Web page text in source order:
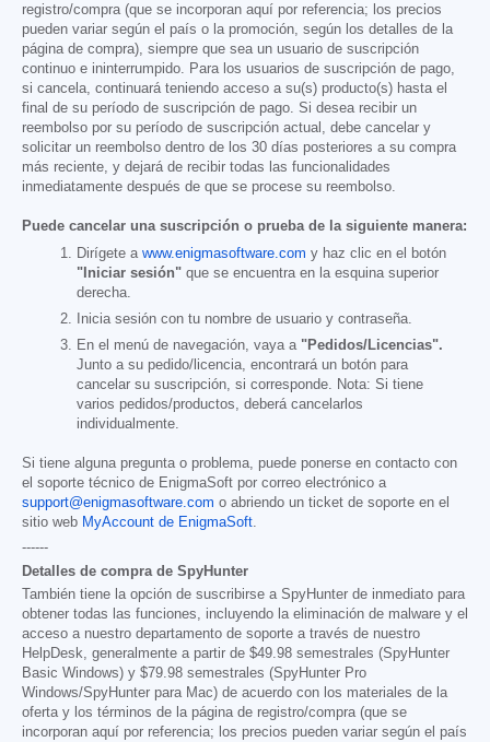
registro/compra (que se incorporan aquí por referencia; los precios
pueden variar según el país o la promoción, según los detalles de la
página de compra), siempre que sea un usuario de suscripción
continuo e ininterrumpido. Para los usuarios de suscripción de pago,
si cancela, continuará teniendo acceso a su(s) producto(s) hasta el
final de su período de suscripción de pago. Si desea recibir un
reembolso por su período de suscripción actual, debe cancelar y
solicitar un reembolso dentro de los 30 días posteriores a su compra
más reciente, y dejará de recibir todas las funcionalidades
inmediatamente después de que se procese su reembolso.
Puede cancelar una suscripción o prueba de la siguiente manera:
Dirígete a www.enigmasoftware.com y haz clic en el botón
"Iniciar sesión" que se encuentra en la esquina superior
derecha.
Inicia sesión con tu nombre de usuario y contraseña.
En el menú de navegación, vaya a "Pedidos/Licencias".
Junto a su pedido/licencia, encontrará un botón para
cancelar su suscripción, si corresponde. Nota: Si tiene
varios pedidos/productos, deberá cancelarlos
individualmente.
Si tiene alguna pregunta o problema, puede ponerse en contacto con
el soporte técnico de EnigmaSoft por correo electrónico a
support@enigmasoftware.com o abriendo un ticket de soporte en el
sitio web MyAccount de EnigmaSoft.
------
Detalles de compra de SpyHunter
También tiene la opción de suscribirse a SpyHunter de inmediato para
obtener todas las funciones, incluyendo la eliminación de malware y el
acceso a nuestro departamento de soporte a través de nuestro
HelpDesk, generalmente a partir de $49.98 semestrales (SpyHunter
Basic Windows) y $79.98 semestrales (SpyHunter Pro
Windows/SpyHunter para Mac) de acuerdo con los materiales de la
oferta y los términos de la página de registro/compra (que se
incorporan aquí por referencia; los precios pueden variar según el país